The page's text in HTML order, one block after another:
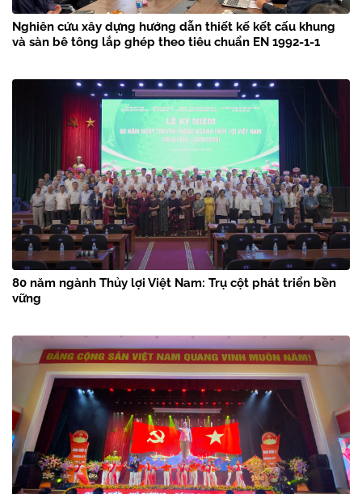
Nghiên cứu xây dựng hướng dẫn thiết kế kết cấu khung
và sàn bê tông lắp ghép theo tiêu chuẩn EN 1992-1-1
80 năm ngành Thủy lợi Việt Nam: Trụ cột phát triển bền
vững